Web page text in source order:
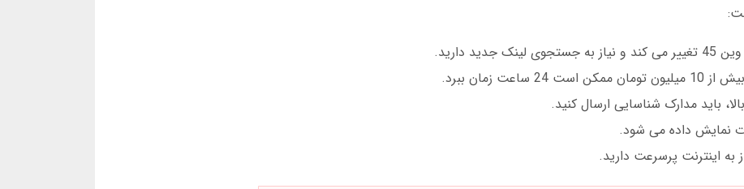
دارید.
ساعت زمان ببرد.
باید مدارک شناسایی ارسال کنید.
نمایش داده می شود.
به اینترنت پرسرعت دارید.